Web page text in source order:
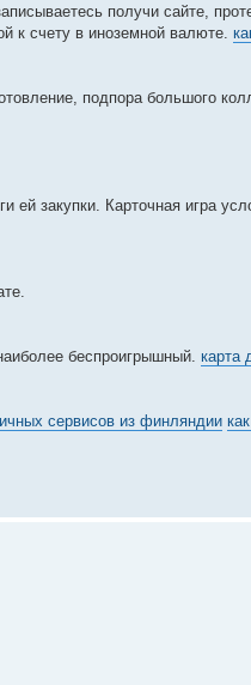
получи сайте,
к счету в иноземной валюте.
подпора большого
ей закупки. Карточная игра
беспроигрышный. карта
сервисов из финляндии